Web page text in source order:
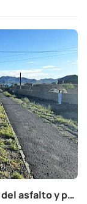
Consejos clave para la compactación del asfalto y para evitar errores comunes en la pavimentación.